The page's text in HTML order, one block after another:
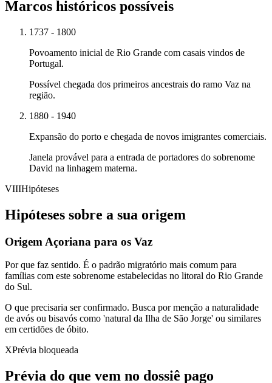
Marcos históricos possíveis
1737 - 1800
Povoamento inicial de Rio Grande com casais vindos de
Portugal.
Possível chegada dos primeiros ancestrais do ramo Vaz na
região.
1880 - 1940
Expansão do porto e chegada de novos imigrantes comerciais.
Janela provável para a entrada de portadores do sobrenome
David na linhagem materna.
VIIIHipóteses
Hipóteses sobre a sua origem
Origem Açoriana para os Vaz
Por que faz sentido. É o padrão migratório mais comum para
famílias com este sobrenome estabelecidas no litoral do Rio Grande
do Sul.
O que precisaria ser confirmado. Busca por menção a naturalidade
de avós ou bisavós como 'natural da Ilha de São Jorge' ou similares
em certidões de óbito.
XPrévia bloqueada
Prévia do que vem no dossiê pago